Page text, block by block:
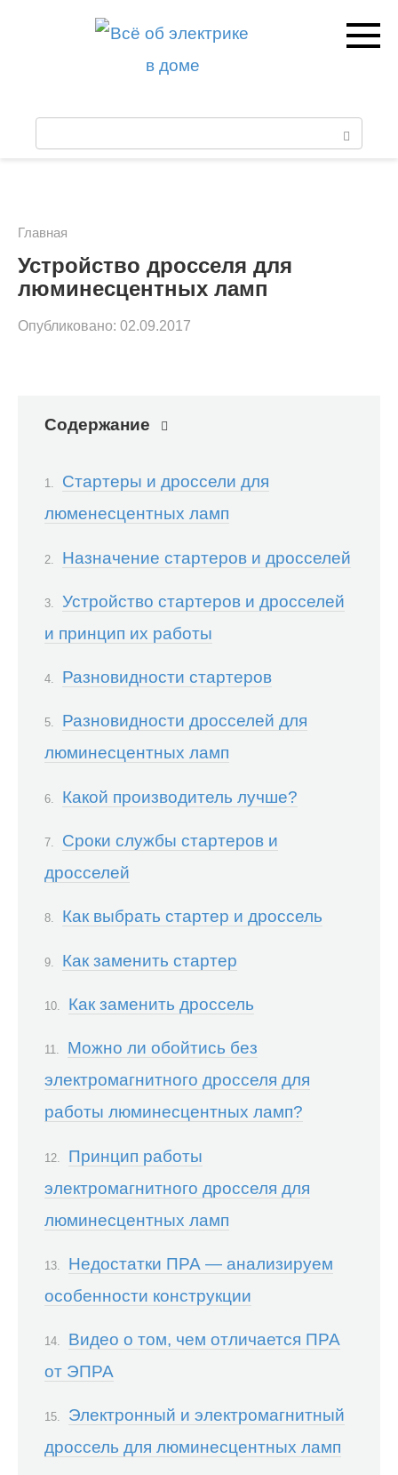
к
:
Главная
Устройство дросселя для
люминесцентных ламп
Опубликовано: 02.09.2017
Содержание
Стартеры и дроссели для
люменесцентных ламп
Назначение стартеров и дросселей
Устройство стартеров и дросселей
и принцип их работы
Разновидности стартеров
Разновидности дросселей для
люминесцентных ламп
Какой производитель лучше?
Сроки службы стартеров и
дросселей
Как выбрать стартер и дроссель
Как заменить стартер
Как заменить дроссель
Можно ли обойтись без
электромагнитного дросселя для
работы люминесцентных ламп?
Принцип работы
электромагнитного дросселя для
люминесцентных ламп
Недостатки ПРА — анализируем
особенности конструкции
Видео о том, чем отличается ПРА
от ЭПРА
Электронный и электромагнитный
дроссель для люминесцентных ламп